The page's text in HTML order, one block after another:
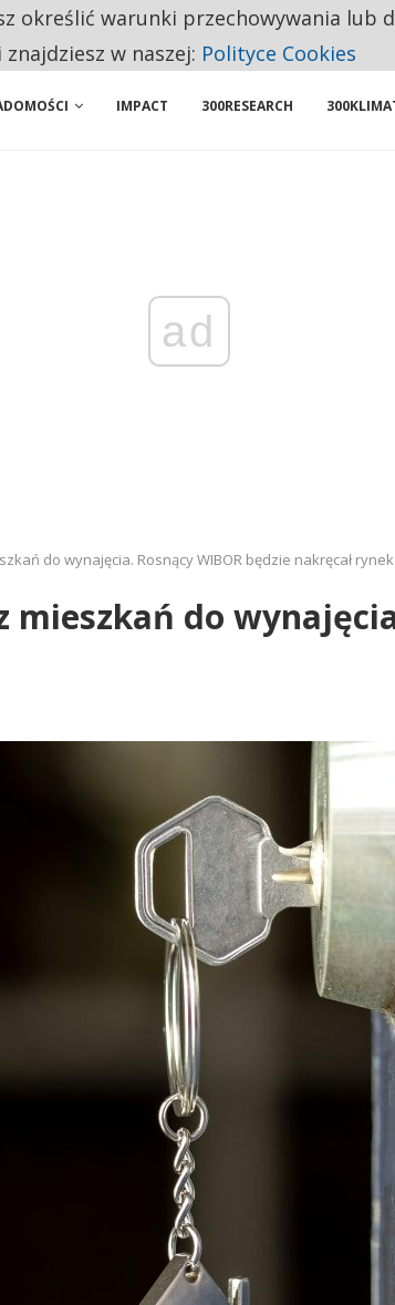
NA LIŚCIE SĄ DWA PODMIOTY Z POLSKI
IMPACT 300RESEARCH
ad
do wynajęcia. Rosnący WIBOR będzie nakręcał
do
określić warunki przechowywania lub
w naszej: Polityce Cookies